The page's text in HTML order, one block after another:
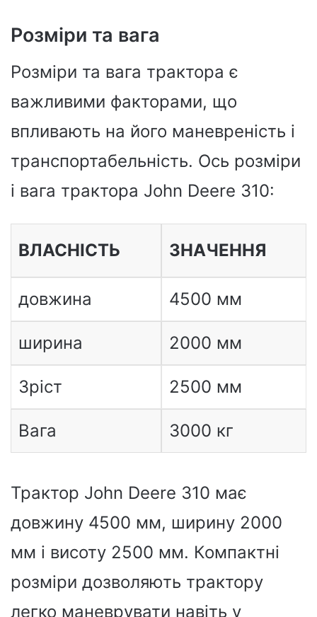
Розміри та вага
Розміри та вага трактора є
важливими факторами, що
впливають на його маневреність і
транспортабельність. Ось розміри
і вага трактора John Deere 310:
ВЛАСНІСТЬ ЗНАЧЕННЯ
довжина 4500 мм
ширина 2000 мм
Зріст 2500 мм
Вага 3000 кг
Трактор John Deere 310 має
довжину 4500 мм, ширину 2000
мм і висоту 2500 мм. Компактні
розміри дозволяють трактору
легко маневрувати навіть у